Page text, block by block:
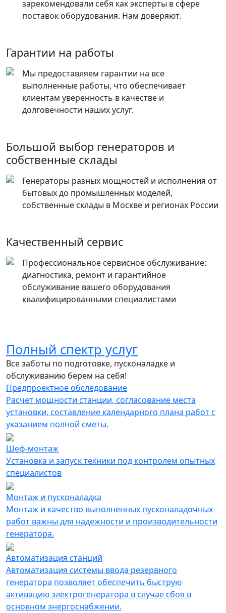
зарекомендовали себя как эксперты в сфере
поставок оборудования. Нам доверяют.
Гарантии на работы
Мы предоставляем гарантии на все
выполненные работы, что обеспечивает
клиентам уверенность в качестве и
долговечности наших услуг.
Большой выбор генераторов и
собственные склады
Генераторы разных мощностей и исполнения от
бытовых до промышленных моделей,
собственные склады в Москве и регионах России
Качественный сервис
Профессиональное сервисное обслуживание:
диагностика, ремонт и гарантийное
обслуживание вашего оборудования
квалифицированными специалистами
Полный спектр услуг
Все заботы по подготовке, пусконаладке и
обслуживанию берем на себя!
Предпроектное обследование
Расчет мощности станции, согласование места
установки, составление календарного плана работ с
указанием полной сметы.
Шеф-монтаж
Установка и запуск техники под контролем опытных
специалистов
Монтаж и пусконаладка
Монтаж и качество выполненных пусконаладочных
работ важны для надежности и производительности
генератора.
Автоматизация cтанций
Автоматизация системы ввода резервного
генератора позволяет обеспечить быструю
активацию электрогенератора в случае сбоя в
основном энергоснабжении.